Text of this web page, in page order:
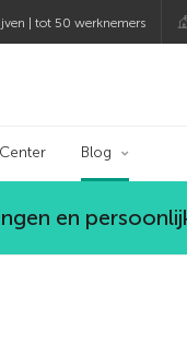
| tot 50 werknemers
Blog
en